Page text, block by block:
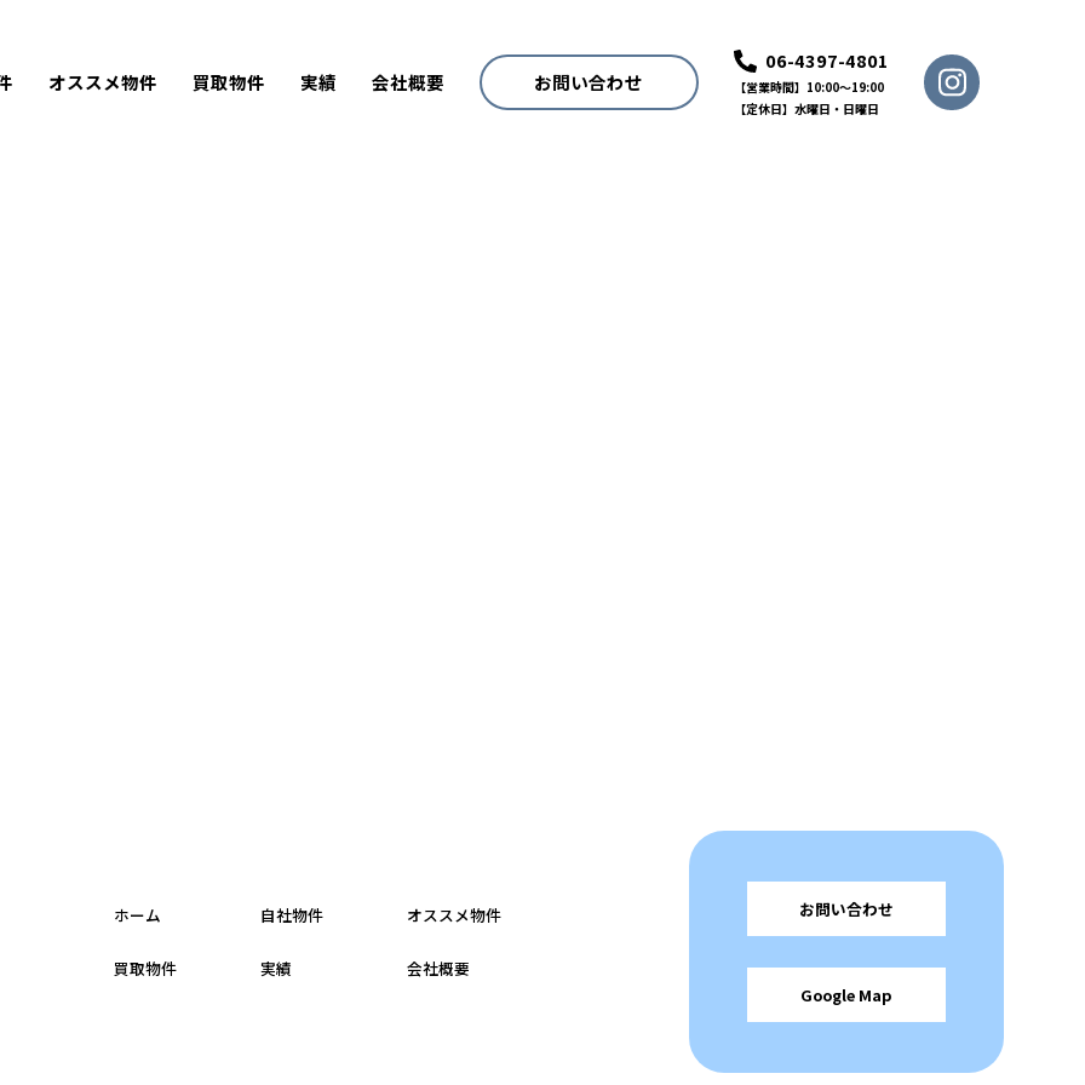
オススメ物件 買取物件 実績 会社概要 お問い合わせ
06-4397-4801
【営業時間】10:00〜19:00
【定休日】水曜日・日曜日
ホーム 自社物件 オススメ物件
買取物件 実績 会社概要
お問い合わせ
Google Map